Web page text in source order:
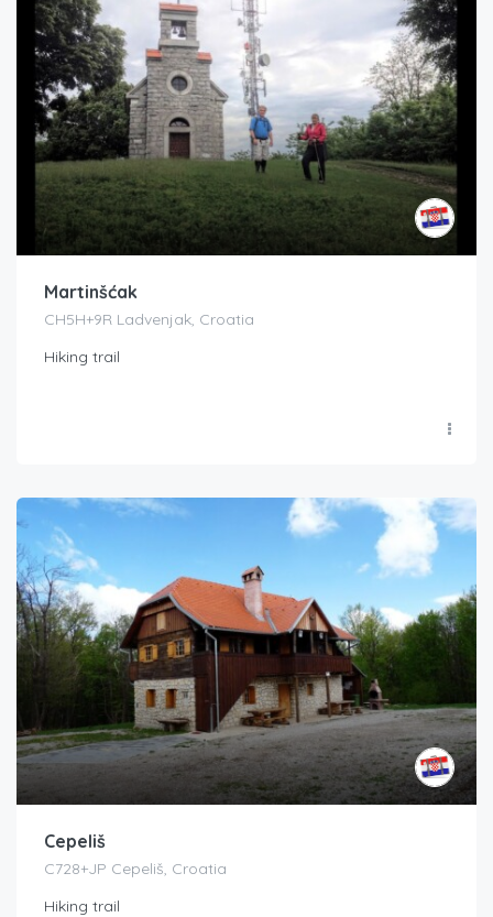
Martinšćak
CH5H+9R Ladvenjak, Croatia
Hiking trail
Cepeliš
C728+JP Cepeliš, Croatia
Hiking trail